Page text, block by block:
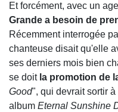
Et forcément, avec un
Grande a besoin de
Récemment interrogée
chanteuse disait qu'elle
ses derniers mois bien
se doit la promotion de
Good", qui devrait sortir
album Eternal Sunshine